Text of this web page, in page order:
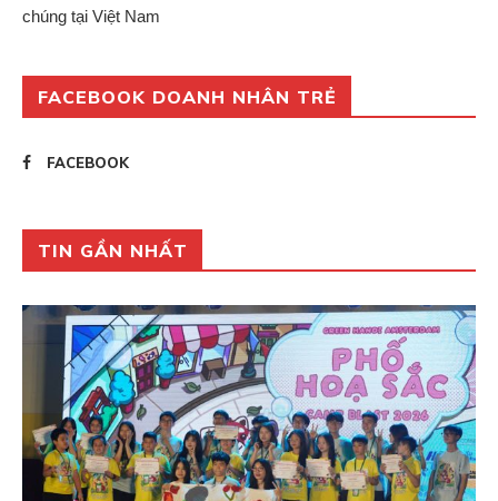
chúng tại Việt Nam
FACEBOOK DOANH NHÂN TRẺ
FACEBOOK
TIN GẦN NHẤT